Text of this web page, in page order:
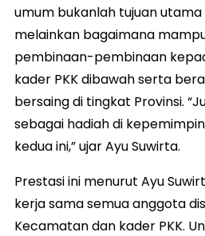
umum bukanlah tujuan utama
melainkan bagaimana
pembinaan-pembinaan
kader PKK dibawah serta
bersaing di tingkat Provinsi.
sebagai hadiah di
kedua ini,” ujar Ayu Suwirta.
Prestasi ini menurut Ayu
kerja sama semua anggota
Kecamatan dan kader PKK.